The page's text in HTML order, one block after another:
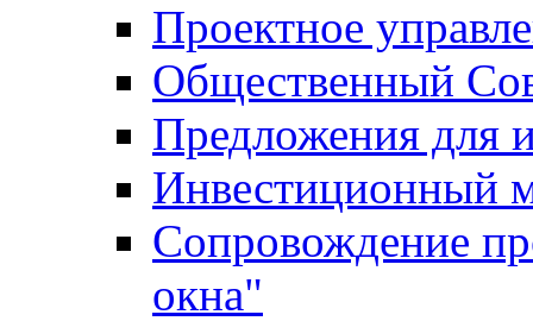
Проектное
Общественный
Предложения для
Инвестиционный
Сопровождение
окна"